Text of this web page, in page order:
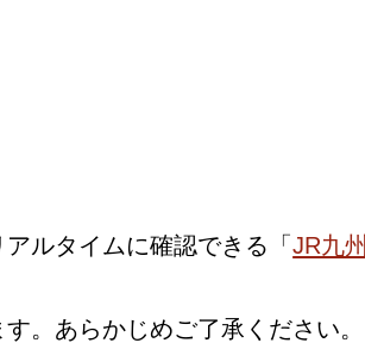
ルタイムに確認できる「JR九州
。あらかじめご了承ください。